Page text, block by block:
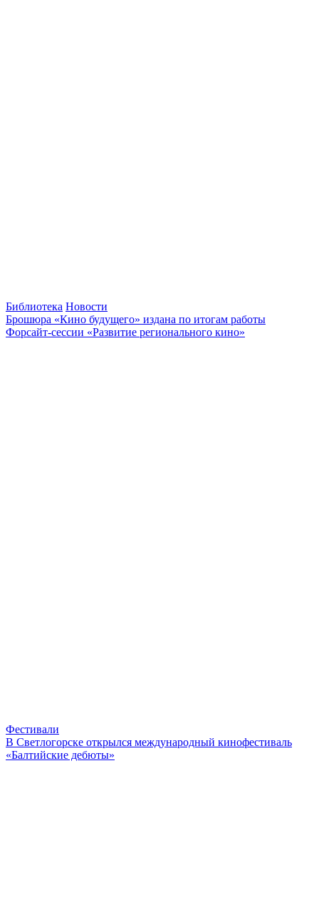
Библиотека Новости
Брошюра «Кино будущего» издана по итогам работы
Форсайт-сессии «Развитие регионального кино»
Фестивали
В Светлогорске открылся международный кинофестиваль
«Балтийские дебюты»